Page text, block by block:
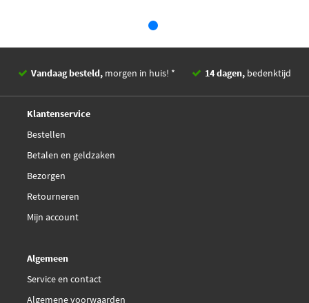
Vandaag besteld, morgen in huis! * 14 dagen, bedenktijd
Klantenservice
Bestellen
Betalen en geldzaken
Bezorgen
Retourneren
Mijn account
Algemeen
Service en contact
Algemene voorwaarden